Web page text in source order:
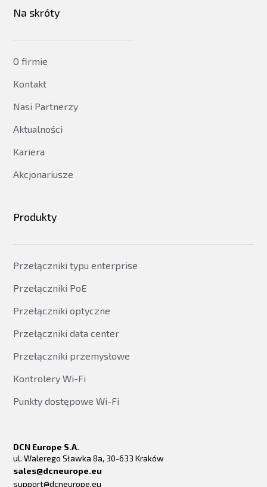
Na skróty
O firmie
Kontakt
Nasi Partnerzy
Aktualności
Kariera
Akcjonariusze
Produkty
Przełączniki typu enterprise
Przełączniki PoE
Przełączniki optyczne
Przełączniki data center
Przełączniki przemysłowe
Kontrolery Wi-Fi
Punkty dostępowe Wi-Fi
DCN Europe S.A.
ul. Walerego Sławka 8a, 30-633 Kraków
sales@dcneurope.eu
support@dcneurope.eu